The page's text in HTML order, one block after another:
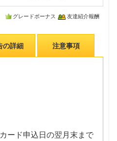
グレードボーナス 友達紹介報酬
の詳細 注意事項
ード申込日の翌月末まで